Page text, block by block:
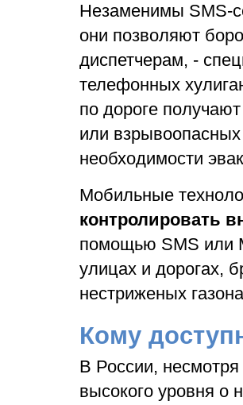
Незаменимы SMS-
они позволяют
диспетчерам, -
телефонных
по дороге
или
необходимости
Мобильные
контролировать
помощью SMS или
улицах и дорогах,
нестриженых
Кому
В России,
высокого уровня о